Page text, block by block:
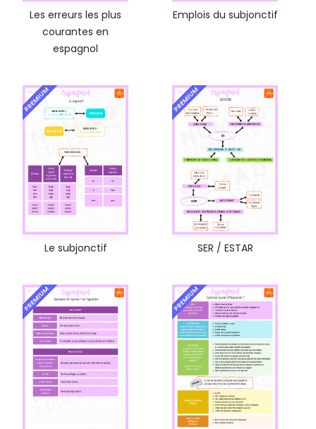
Les erreurs les plus
courantes en
espagnol
Emplois du subjonctif
PREMIUM
Le subjonctif
PREMIUM
SER / ESTAR
PREMIUM PREMIUM